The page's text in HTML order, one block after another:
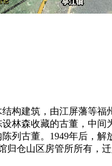
构建筑，由江屏藩等福
林森收藏的古董，中间
列古董。1949年后，
仓山区房管所所有，